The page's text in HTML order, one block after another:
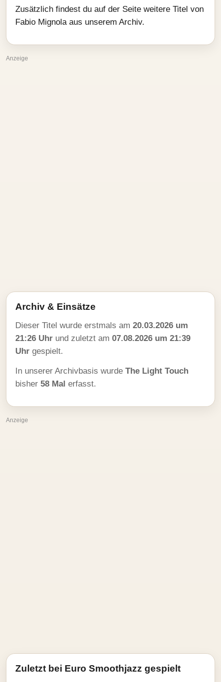
Zusätzlich findest du auf der Seite weitere Titel von
Fabio Mignola aus unserem Archiv.
Anzeige
Archiv & Einsätze
Dieser Titel wurde erstmals am 20.03.2026 um
21:26 Uhr und zuletzt am 07.08.2026 um 21:39
Uhr gespielt.
In unserer Archivbasis wurde The Light Touch
bisher 58 Mal erfasst.
Anzeige
Zuletzt bei Euro Smoothjazz gespielt